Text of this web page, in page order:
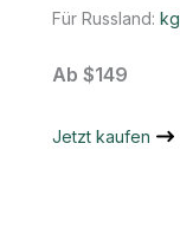
Für Russland:
Ab $149
Jetzt kaufen